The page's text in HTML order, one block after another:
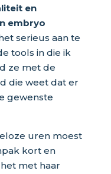
en
embryo
serieus aan te
tools in die ik
ze met de
die weet dat er
gewenste
uren moest
kort en
met haar